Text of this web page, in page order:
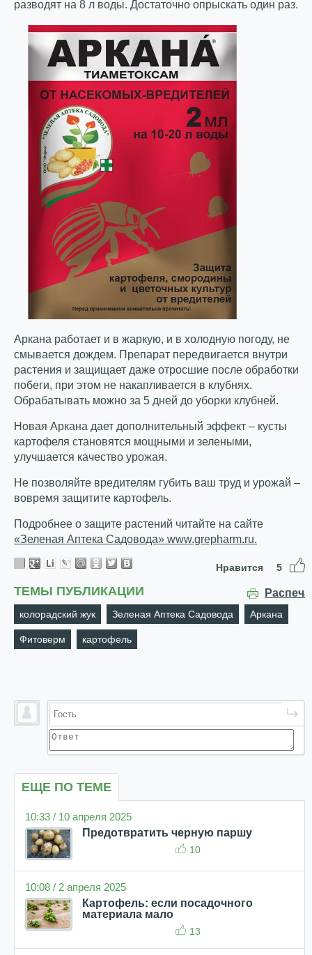
разводят на 8 л воды. Достаточно опрыскать один раз.
Аркана работает и в жаркую, и в холодную погоду, не
смывается дождем. Препарат передвигается внутри
растения и защищает даже отросшие после обработки
побеги, при этом не накапливается в клубнях.
Обрабатывать можно за 5 дней до уборки клубней.
Новая Аркана дает дополнительный эффект – кусты
картофеля становятся мощными и зелеными,
улучшается качество урожая.
Не позволяйте вредителям губить ваш труд и урожай –
вовремя защитите картофель.
Подробнее о защите растений читайте на сайте
«Зеленая Аптека Садовода» www.grepharm.ru.
Нравится 5
ТЕМЫ ПУБЛИКАЦИИ
колорадский жук Зеленая Аптека Садовода Аркана
Фитоверм картофель
ЕЩЕ ПО ТЕМЕ
10:33 / 10 апреля 2025
Предотвратить черную паршу
10
10:08 / 2 апреля 2025
Картофель: если посадочного
материала мало
13